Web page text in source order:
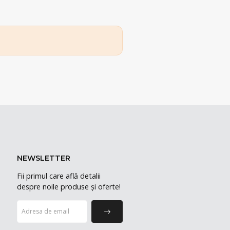
NEWSLETTER
Fii primul care află detalii
despre noile produse și oferte!